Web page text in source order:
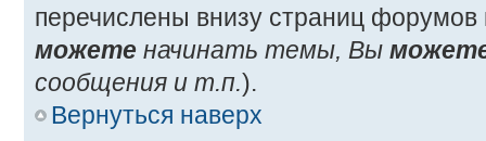
перечислены внизу страниц
можете начинать темы, Вы
сообщения и т.п.).
Вернуться наверх